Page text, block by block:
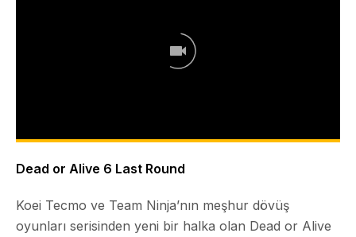
Dead or Alive 6 Last Round
Koei Tecmo ve Team Ninja’nın meşhur dövüş
oyunları serisinden yeni bir halka olan Dead or Alive